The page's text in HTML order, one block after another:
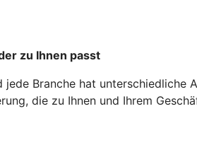
zu Ihnen passt
jede Branche hat
die zu Ihnen und Ihrem